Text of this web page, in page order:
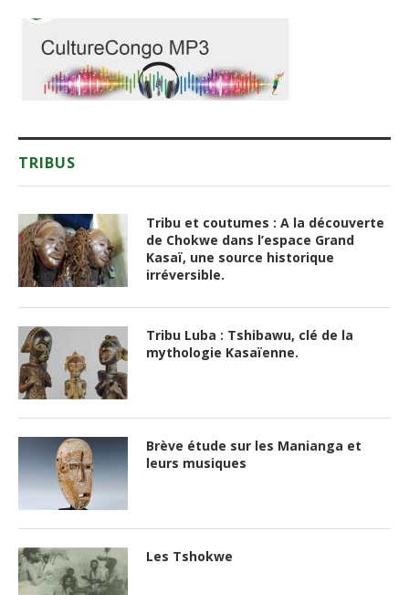
TRIBUS
Tribu et coutumes : A la découverte
de Chokwe dans l’espace Grand
Kasaï, une source historique
irréversible.
Tribu Luba : Tshibawu, clé de la
mythologie Kasaïenne.
Brève étude sur les Manianga et
leurs musiques
Les Tshokwe